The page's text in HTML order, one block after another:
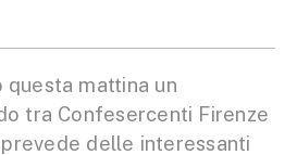
questa mattina un
tra Confesercenti Firenze
delle interessanti